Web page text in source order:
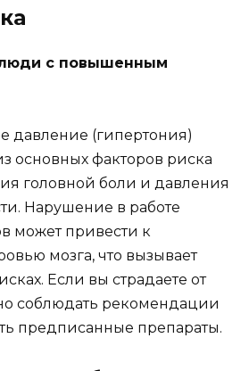
люди с повышенным
давление (гипертония)
основных факторов риска
головной боли и давления
Нарушение в работе
может привести к
мозга, что вызывает
Если вы страдаете от
соблюдать рекомендации
предписанные препараты.